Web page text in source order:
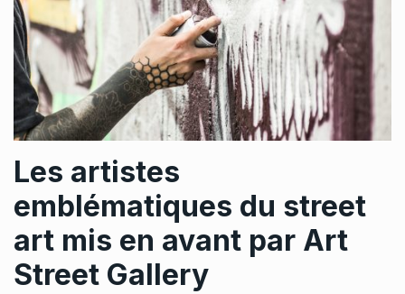
Les artistes
emblématiques du street
art mis en avant par Art
Street Gallery